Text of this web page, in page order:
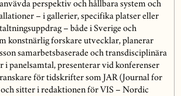
perspektiv och hållbara system och
– i gallerier, specifika platser eller
– både i Sverige och
konstnärlig forskare utvecklar, planerar
samarbetsbaserade och transdisciplinära
i panelsamtal, presenterar vid konferenser
för tidskrifter som JAR (Journal for
sitter i redaktionen för VIS – Nordic